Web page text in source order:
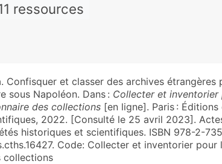
ressources
Confisquer et classer des archives étrangères
sous Napoléon. Dans : Collecter et inventorier
des collections[en ligne]. Paris :
2022. [Consulté le 25 avril 2023].
historiques et scientifiques. ISBN 978-2-
Code: Collecter et inventorier pour
collections